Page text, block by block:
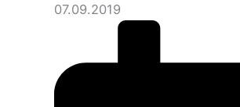
07.09.2019